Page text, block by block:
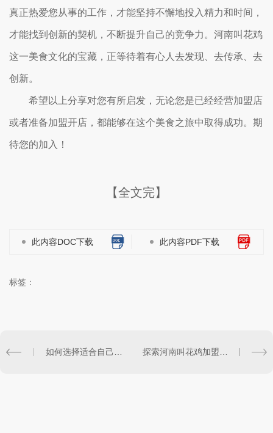
真正热爱您从事的工作，才能坚持不懈地投入精力和时间，
才能找到创新的契机，不断提升自己的竞争力。河南叫花鸡
这一美食文化的宝藏，正等待着有心人去发现、去传承、去
创新。
希望以上分享对您有所启发，无论您是已经经营加盟店
或者准备加盟开店，都能够在这个美食之旅中取得成功。期
待您的加入！
【全文完】
此内容DOC下载 此内容PDF下载
标签：